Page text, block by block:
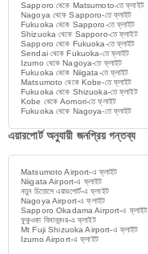
Sapporo থেকে Matsumoto-তে ফ্লাইট
Nagoya থেকে Sapporo-তে ফ্লাইট
Fukuoka থেকে Sapporo-তে ফ্লাইট
Shizuoka থেকে Sapporo-তে ফ্লাইট
Sapporo থেকে Fukuoka-তে ফ্লাইট
Sendai থেকে Fukuoka-তে ফ্লাইট
Izumo থেকে Nagoya-তে ফ্লাইট
Fukuoka থেকে Niigata-তে ফ্লাইট
Matsumoto থেকে Kobe-তে ফ্লাইট
Fukuoka থেকে Shizuoka-তে ফ্লাইট
Kobe থেকে Aomori-তে ফ্লাইট
Fukuoka থেকে Nagoya-তে ফ্লাইট
এয়ারপোর্ট অনুযায়ী জনপ্রিয় গন্তব্য
Matsumoto Airport-এ ফ্লাইট
Niigata Airport-এ ফ্লাইট
নতুন চিতোসে এয়ারপোর্ট-এ ফ্লাইট
Nagoya Airport-এ ফ্লাইট
Sapporo Okadama Airport-এ ফ্লাইট
ফুকুওকা বিমানবন্দর-এ ফ্লাইট
Mt Fuji Shizuoka Airport-এ ফ্লাইট
Izumo Airport-এ ফ্লাইট